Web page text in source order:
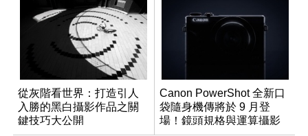
從灰階看世界：打造引人
入勝的黑白攝影作品之關
鍵技巧大公開
Canon PowerShot 全新口
袋隨身機傳將於 9 月登
場！鏡頭規格與運算攝影